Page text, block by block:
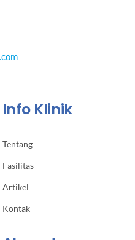
Info Klinik
Tentang
Fasilitas
Artikel
Kontak